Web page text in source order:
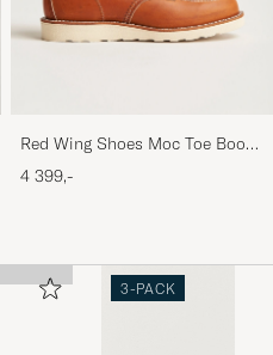
Red Wing Shoes Moc Toe Boot
Oro Legacy Leather
4 399,-
3-PACK